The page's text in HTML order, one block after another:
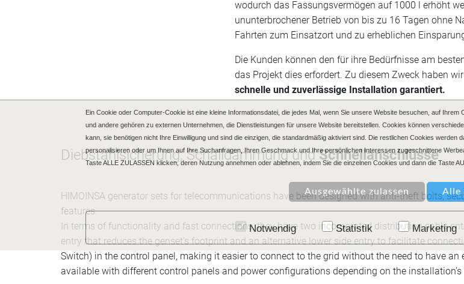
wodurch das Fassungsvermögen auf 1000 l erhöht
ununterbrochener Betrieb von bis zu 16 Tagen ohne
Fahrten zum Einsatzort und zu erheblichen
Die Kunden können den für ihre Bedürfnisse am
das Projekt dies erfordert. Zu diesem Zweck haben
schnelle und zuverlässige Installation garantiert.
Diebstahlsicherung, Schalldämmung undSchnellanschlüsse
HIMOINSA generator sets for telecommunications have been designed with anti-theft bolts,
features.
In terms of functionality and fast connections, they have two incorporated distribution cable
entry that reduces the genset's footprint and an alternative lower side entry to facilitate
Switch) in the control panel, making it easier to connect to the grid without the need to have
available with different control panels and power configurations depending on the installation’s
Ein Cookie oder Computer-Cookie ist eine kleine Informationsdatei, die jedes Mal, wenn Sie unsere Website besuchen, auf
und andere gehören zu externen Unternehmen, die Dienstleistungen für unsere Website bereitstellen. Cookies können
kann, sie benötigen nicht Ihre Einwilligung und sind die einzigen, die standardmäßig aktiviert sind. Die restlichen Cookies
personalisieren oder um Ihnen auf Ihre Suchanfragen, Ihren Geschmack und Ihre persönlichen Interessen zugeschnittene
Taste ALLE ZULASSEN klicken, deren Nutzung annehmen oder ablehnen, indem Sie die einzelnen Cookies und dann die Taste
Notwendig Statistik Marketing